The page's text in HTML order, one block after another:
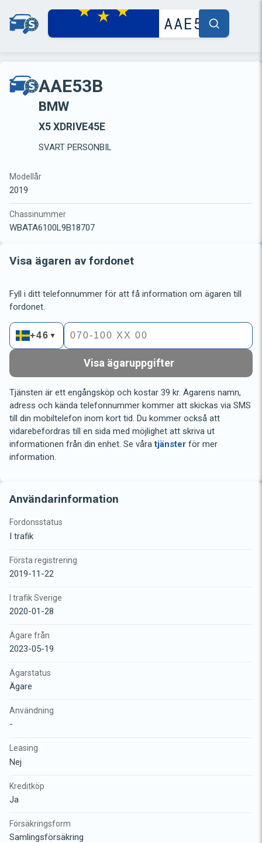
AAE53B
BMW
X5 XDRIVE45E
SVART PERSONBIL
Modellår
2019
Chassinummer
WBATA6100L9B18707
Visa ägaren av fordonet
Fyll i ditt telefonnummer för att få information om ägaren till
fordonet.
+46 ▼
Visa ägaruppgifter
Tjänsten är ett engångsköp och kostar 39 kr. Ägarens namn,
adress och kända telefonnummer kommer att skickas via SMS
till din mobiltelefon inom kort tid. Du kommer också att
vidarebefordras till en sida med möjlighet att skriva ut
informationen från din enhet. Se våratjänster för mer
information.
Användarinformation
Fordonsstatus
I trafik
Första registrering
2019-11-22
I trafik Sverige
2020-01-28
Ägare från
2023-05-19
Ägarstatus
Ägare
Användning
-
Leasing
Nej
Kreditköp
Ja
Försäkringsform
Samlingsförsäkring